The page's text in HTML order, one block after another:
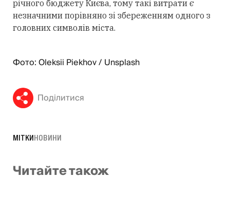
річного бюджету Києва, тому такі витрати є
незначними порівняно зі збереженням одного з
головних символів міста.
Фото: Oleksii Piekhov / Unsplash
Поділитися
МІТКИНОВИНИ
Читайте також